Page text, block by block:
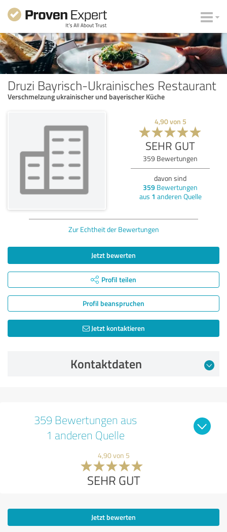
Druzi Bayrisch-Ukrainisches Restaurant
Verschmelzung ukrainischer und bayerischer Küche
4,90von 5
SEHR GUT
359 Bewertungen
davon sind
359 Bewertungen
aus 1 anderen Quelle
Zur Echtheit der Bewertungen
Jetzt bewerten
Profil teilen
Profil beanspruchen
Jetzt kontaktieren
Kontaktdaten
359 Bewertungen aus
1 anderen Quelle
4,90 von 5
SEHR GUT
Jetzt bewerten